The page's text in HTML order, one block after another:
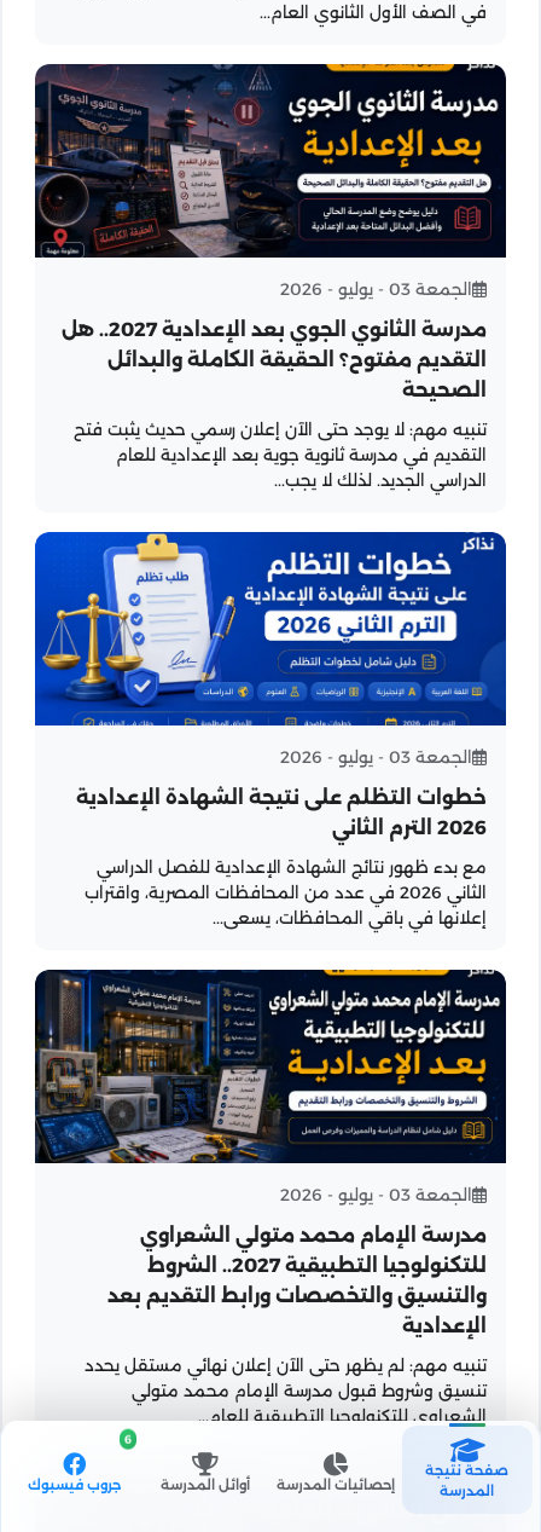
صفحة نتيجة
المدرسة
إحصائيات المدرسة أوائل المدرسة جروب فيسبوك
6
في الصف الأول الثانوي العام...
الجمعة 03 - يوليو - 2026
مدرسة الثانوي الجوي بعد الإعدادية 2027.. هل
التقديم مفتوح؟ الحقيقة الكاملة والبدائل
الصحيحة
تنبيه مهم: لا يوجد حتى الآن إعلان رسمي حديث يثبت فتح
التقديم في مدرسة ثانوية جوية بعد الإعدادية للعام
الدراسي الجديد. لذلك لا يجب...
الجمعة 03 - يوليو - 2026
خطوات التظلم على نتيجة الشهادة الإعدادية
2026 الترم الثاني
مع بدء ظهور نتائج الشهادة الإعدادية للفصل الدراسي
الثاني 2026 في عدد من المحافظات المصرية، واقتراب
إعلانها في باقي المحافظات، يسعى...
الجمعة 03 - يوليو - 2026
مدرسة الإمام محمد متولي الشعراوي
للتكنولوجيا التطبيقية 2027.. الشروط
والتنسيق والتخصصات ورابط التقديم بعد
الإعدادية
تنبيه مهم: لم يظهر حتى الآن إعلان نهائي مستقل يحدد
تنسيق وشروط قبول مدرسة الإمام محمد متولي
الشعراوي للتكنولوجيا التطبيقية للعام...